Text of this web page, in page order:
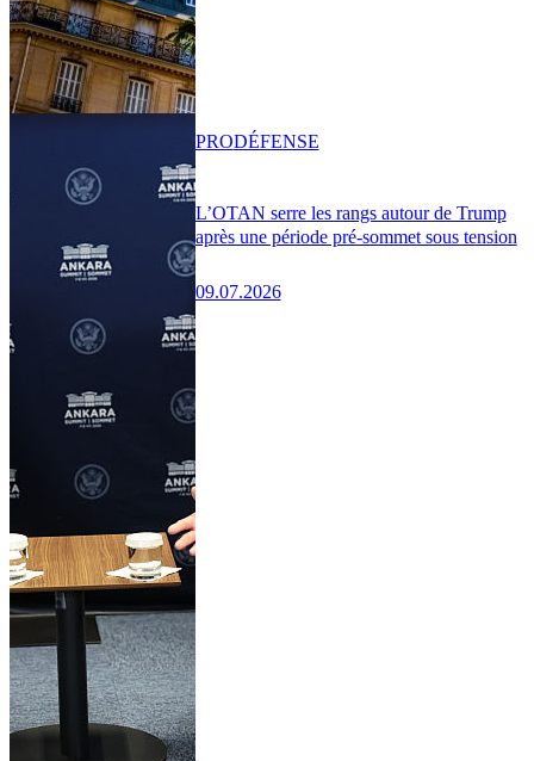
L’OTAN serre les rangs autour de Trump
après une période pré-sommet sous tension
09.07.2026
PRODÉFENSE